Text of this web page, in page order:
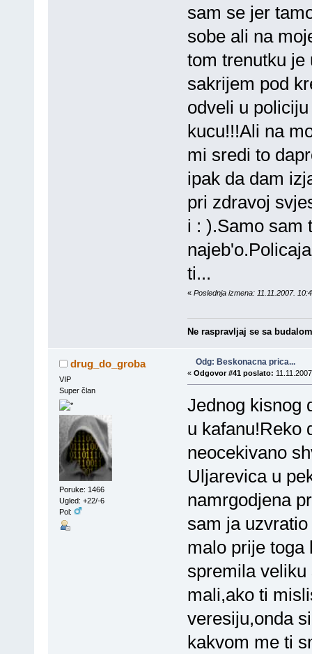
sam se jer
sobe ali na
tom trenutku je
sakrijem pod
odveli u
kucu!!!Ali na
mi sredi to
ipak da dam
pri zdravoj
i : ).Samo sam
ti...
« Poslednja izmena: 11.11.2007.
Ne raspravljaj se sa
drug_do_groba
VIP
Super član
Poruke: 1466
Ugled: +22/-6
Pol:
Odg: Beskonacna prica...
« Odgovor #41 poslato:
Jednog kisnog
u kafanu!Reko
neocekivano
Uljarevica u
namrgodjena
sam ja
malo prije toga
spremila veliku
mali,ako ti
veresiju,onda
kakvom me ti